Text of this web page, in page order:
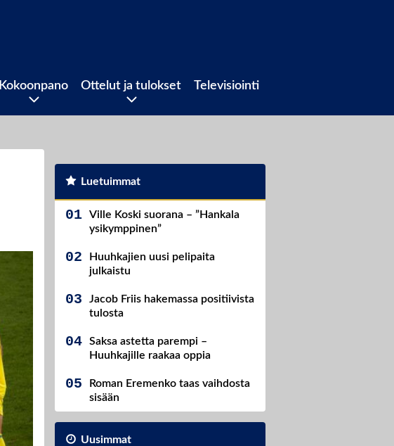
Kokoonpano Ottelut ja tulokset Televisiointi
Luetuimmat
Ville Koski suorana – ”Hankala
ysikymppinen”
Huuhkajien uusi pelipaita
julkaistu
Jacob Friis hakemassa positiivista
tulosta
Saksa astetta parempi –
Huuhkajille raakaa oppia
Roman Eremenko taas vaihdosta
sisään
Uusimmat